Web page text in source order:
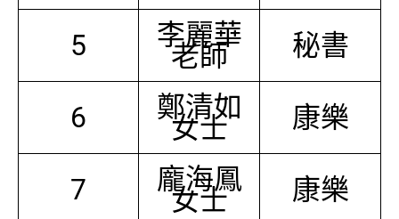
5 李麗華
老師 秘書
6 鄭清如
女士 康樂
7 龐海鳳
女士 康樂